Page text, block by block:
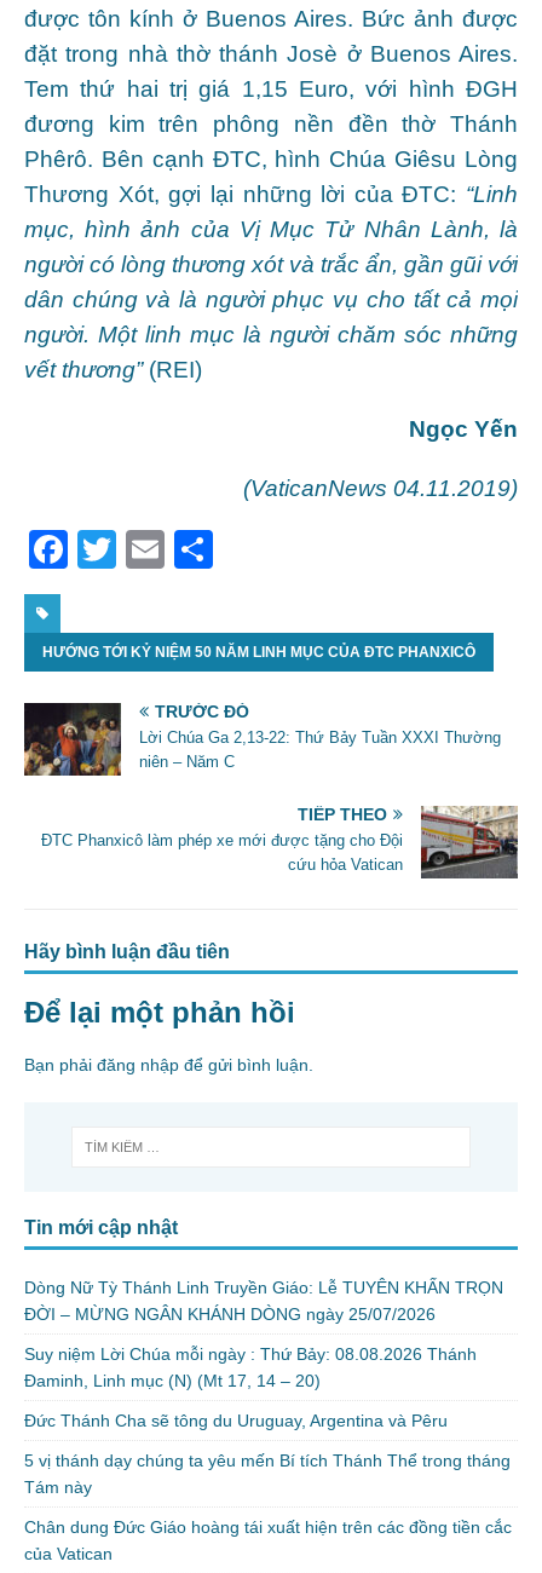
được tôn kính ở Buenos Aires. Bức ảnh được
đặt trong nhà thờ thánh Josè ở Buenos Aires.
Tem thứ hai trị giá 1,15 Euro, với hình ĐGH
đương kim trên phông nền đền thờ Thánh
Phêrô. Bên cạnh ĐTC, hình Chúa Giêsu Lòng
Thương Xót, gợi lại những lời của ĐTC: “Linh
mục, hình ảnh của Vị Mục Tử Nhân Lành, là
người có lòng thương xót và trắc ẩn, gần gũi với
dân chúng và là người phục vụ cho tất cả mọi
người. Một linh mục là người chăm sóc những
vết thương”(REI)
Ngọc Yến
(VaticanNews 04.11.2019)
F
c
e
b
o
o
T
itt
er
E
ai
l
ar
e
HƯỚNG TỚI KỶ NIỆM 50 NĂM LINH MỤC CỦA ĐTC PHANXICÔ
TRƯỚC ĐÓ
Lời Chúa Ga 2,13-22: Thứ Bảy Tuần XXXI Thường
niên – Năm C
TIẾP THEO
ĐTC Phanxicô làm phép xe mới được tặng cho Đội
cứu hỏa Vatican
Hãy bình luận đầu tiên
Để lại một phản hồi
Bạn phải đăng nhập để gửi bình luận.
Tin mới cập nhật
Dòng Nữ Tỳ Thánh Linh Truyền Giáo: Lễ TUYÊN KHẤN TRỌN
ĐỜI – MỪNG NGÂN KHÁNH DÒNG ngày 25/07/2026
Suy niệm Lời Chúa mỗi ngày : Thứ Bảy: 08.08.2026 Thánh
Đaminh, Linh mục (N) (Mt 17, 14 – 20)
Đức Thánh Cha sẽ tông du Uruguay, Argentina và Pêru
5 vị thánh dạy chúng ta yêu mến Bí tích Thánh Thể trong tháng
Tám này
Chân dung Đức Giáo hoàng tái xuất hiện trên các đồng tiền cắc
của Vatican